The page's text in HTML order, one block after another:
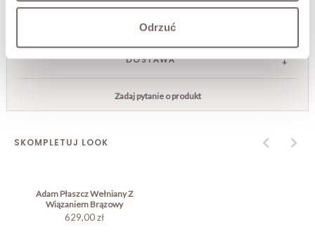
Odrzuć
DOSTAWA
Zadaj pytanie o produkt
SKOMPLETUJ LOOK
Adam Płaszcz Wełniany Z
Wiązaniem Brązowy
629,00 zł